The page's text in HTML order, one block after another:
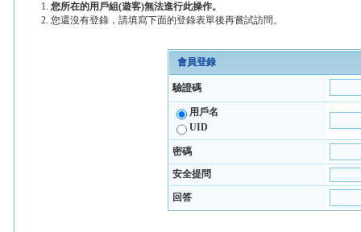
您所在的用戶組(遊客)無法進行此操作。
您還沒有登錄，請填寫下面的登錄表單後再嘗試訪問。
會員登錄
驗證碼
用戶名
UID
密碼
安全提問
回答